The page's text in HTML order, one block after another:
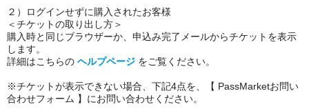
２）ログインせずに購入されたお客様
＜チケットの取り出し方＞
購入時と同じブラウザーか、申込み完了メールからチケットを表示
します。
詳細はこちらの ヘルプページ をご覧ください。
※チケットが表示できない場合、下記4点を、【 PassMarketお問い
合わせフォーム 】にお問い合わせください。